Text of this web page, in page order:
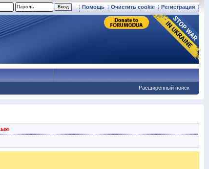
Регистрация
Очистить cookie
Помощь
Расширенный поиск